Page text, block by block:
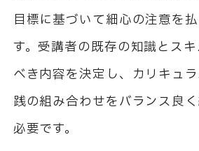
目標に基づいて細心の注意を
す。受講者の既存の知識とス
べき内容を決定し、カリキュ
践の組み合わせをバランス良
必要です。